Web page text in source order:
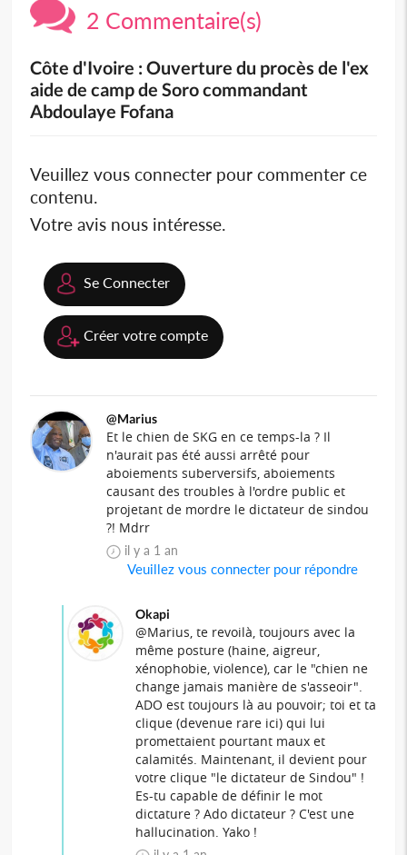
2 Commentaire(s)
Côte d'Ivoire : Ouverture du procès de l'ex
aide de camp de Soro commandant
Abdoulaye Fofana
Veuillez vous connecter pour commenter ce
contenu.
Votre avis nous intéresse.
Se Connecter
Créer votre compte
@Marius
Et le chien de SKG en ce temps-la ? Il
n'aurait pas été aussi arrêté pour
aboiements suberversifs, aboiements
causant des troubles à l'ordre public et
projetant de mordre le dictateur de sindou
?! Mdrr
il y a 1 an
Veuillez vous connecter pour répondre
Okapi
@Marius, te revoilà, toujours avec la
même posture (haine, aigreur,
xénophobie, violence), car le "chien ne
change jamais manière de s'asseoir".
ADO est toujours là au pouvoir; toi et ta
clique (devenue rare ici) qui lui
promettaient pourtant maux et
calamités. Maintenant, il devient pour
votre clique "le dictateur de Sindou" !
Es-tu capable de définir le mot
dictature ? Ado dictateur ? C'est une
hallucination. Yako !